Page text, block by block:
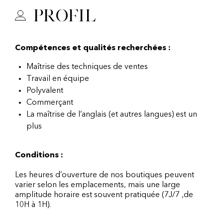
Profil
Compétences et qualités recherchées :
Maîtrise des techniques de ventes
Travail en équipe
Polyvalent
Commerçant
La maîtrise de l’anglais (et autres langues) est un
plus
Conditions :
Les heures d’ouverture de nos boutiques peuvent
varier selon les emplacements, mais une large
amplitude horaire est souvent pratiquée (7J/7 ,de
10H à 1H).